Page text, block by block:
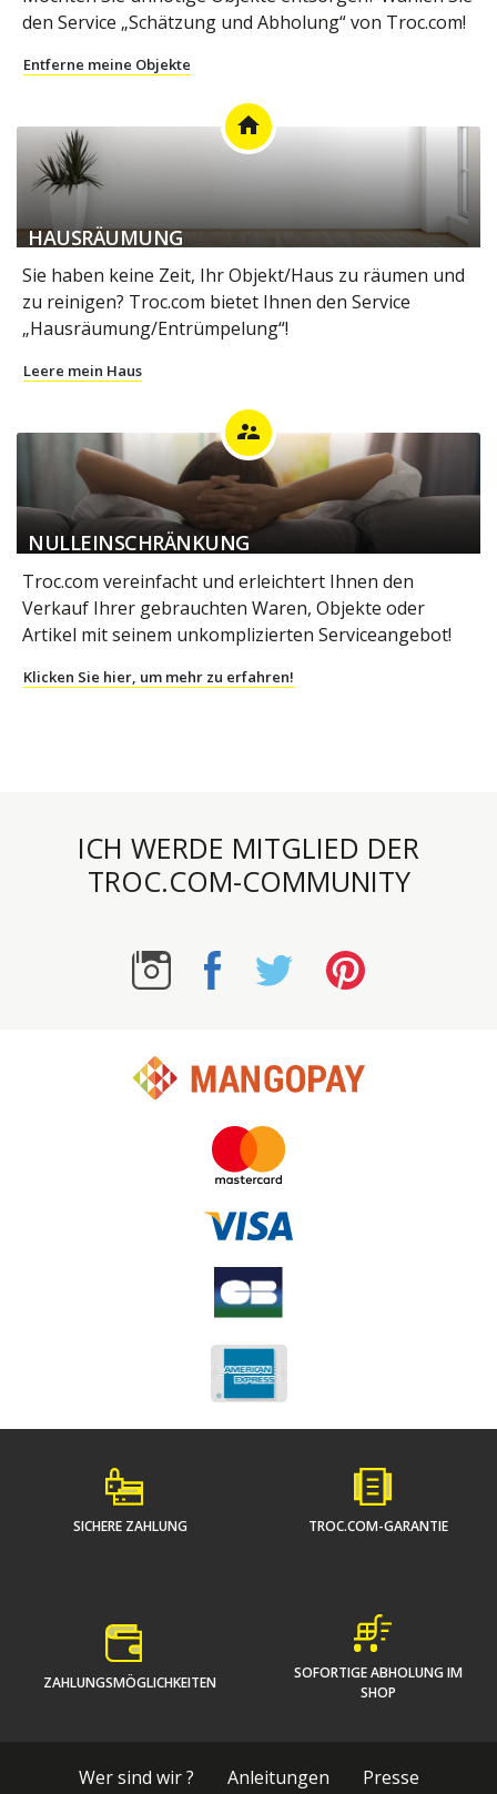
den Service „Schätzung und Abholung“ von Troc.com!
Entferne meine Objekte
home
HAUSRÄUMUNG
Sie haben keine Zeit, Ihr Objekt/Haus zu räumen und
zu reinigen? Troc.com bietet Ihnen den Service
„Hausräumung/Entrümpelung“!
Leere mein Haus
supervisor_account
NULLEINSCHRÄNKUNG
Troc.com vereinfacht und erleichtert Ihnen den
Verkauf Ihrer gebrauchten Waren, Objekte oder
Artikel mit seinem unkomplizierten Serviceangebot!
Klicken Sie hier, um mehr zu erfahren!
ICH WERDE MITGLIED DER
TROC.COM-COMMUNITY
SICHERE ZAHLUNG TROC.COM-GARANTIE
ZAHLUNGSMÖGLICHKEITEN
SOFORTIGE ABHOLUNG IM
SHOP
Wer sind wir ? Anleitungen
Presse